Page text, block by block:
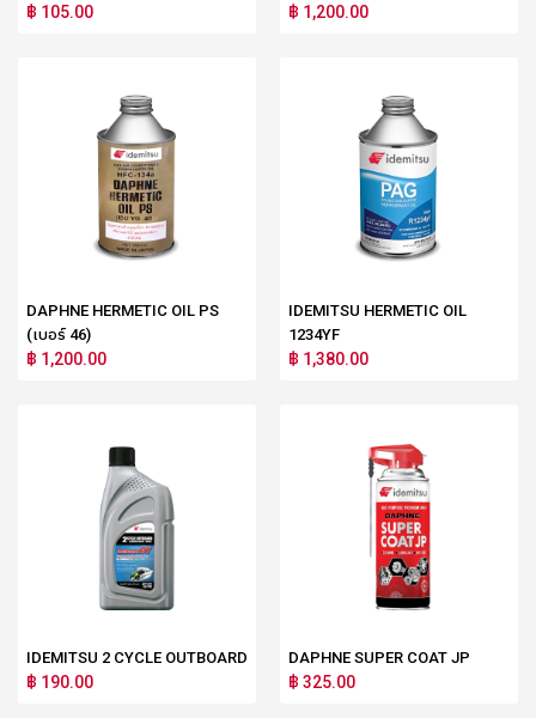
฿ 105.00 ฿ 1,200.00
DAPHNE HERMETIC OIL PS
(เบอร์ 46)
฿ 1,200.00
IDEMITSU HERMETIC OIL
1234YF
฿ 1,380.00
IDEMITSU 2 CYCLE OUTBOARD
฿ 190.00
DAPHNE SUPER COAT JP
฿ 325.00